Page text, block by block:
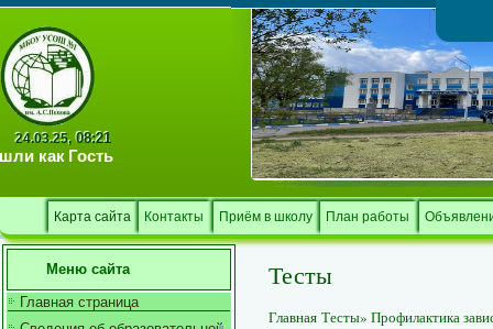
24.03.25, 08:21
как Гость
Карта сайта Контакты Приём в школу План работы
Меню сайта
Главная страница
Тесты
Главная Тесты» Профилактика